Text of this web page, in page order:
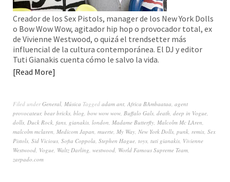
Creador de los Sex Pistols, manager de los New York Dolls
o Bow Wow Wow, agitador hip hop o provocador total, ex
de Vivienne Westwood, o quizá el trendsetter más
influencial de la cultura contemporánea. El DJ y editor
Tuti Gianakis cuenta cómo le salvo la vida.
Read More
Filed underGeneral, Música Tagged adam ant, Africa BAmbaataa, agent
provocateur, bear bricks, blog, bow wow wow, Buffalo Gals, death, deep in Vogue,
dolls, Duck Rock, fans, gianakis, london, Madame Butterfly, Malcolm Mc LAren,
malcolm mclaren, Medicom Japan, muerte, My Way, New York Dolls, punk, remix, Sex
Pistols, Sid Vicious, Sofia Coppola, Stephen Hague, toys, tuti gianakis, Vivienne
Westwood, Vogue, Waltz Darling, westwood, World Famous Supreme Team,
zarpado.com